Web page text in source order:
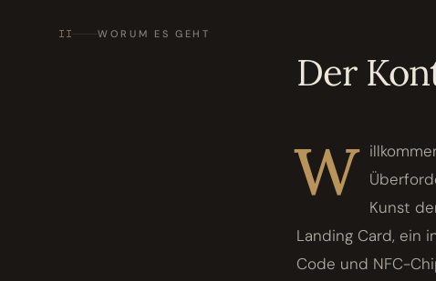
II WORUM ES GEHT
Der
W Kunst
Landing Card, ein
Code und NFC-